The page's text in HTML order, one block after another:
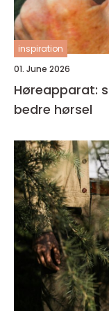
inspiration
01. June 2026
Høreapparat:
bedre hørsel